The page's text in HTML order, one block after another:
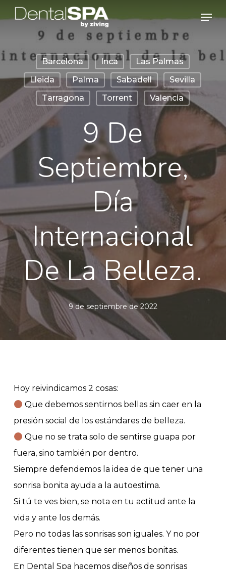
Skip
to
content
Menu
Barcelona Inca
Las Palmas
Lleida
Palma Sabadell
Sevilla
Tarragona
Torrent Valencia
9 De
Septiembre,
Día
Internacional
De La Belleza.
9 de septiembre de 2022
Hoy reivindicamos 2 cosas:
Que debemos sentirnos bellas sin caer en la
presión social de los estándares de belleza.
Que no se trata solo de sentirse guapa por
fuera, sino también por dentro.
Siempre defendemos la idea de que tener una
sonrisa bonita ayuda a la autoestima.
Si tú te ves bien, se nota en tu actitud ante la
vida y ante los demás.
Pero no todas las sonrisas son iguales. Y no por
diferentes tienen que ser menos bonitas.
En Dental Spa hacemos diseños de sonrisas